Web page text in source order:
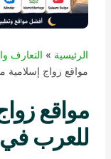
الرئيسية
التعارف
مواقع زواج إسلامية
مواقع
للعرب في